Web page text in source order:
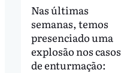
Nas últimas
semanas, temos
presenciado uma
explosão nos casos
de enturmação: